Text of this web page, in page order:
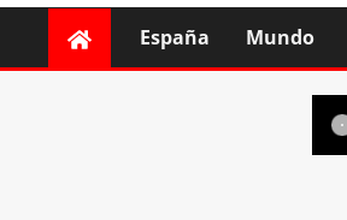
España Mundo